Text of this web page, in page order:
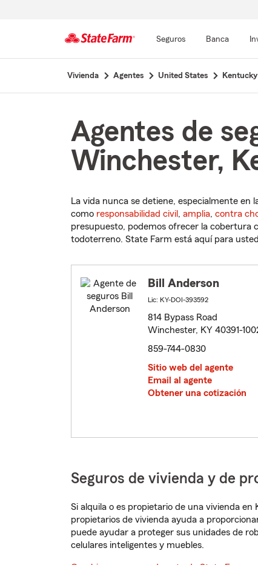
Seguros Banca
Vivienda Agentes United States Kentucky
Agentes de
Winchester,
La vida nunca se detiene, especialmente en
como responsabilidad civil , amplia, contra
presupuesto, podemos ofrecer la cobertura
todoterreno. State Farm está aquí para
Bill Anderson
Lic: KY-DOI-393592
814 Bypass Road
Winchester, KY 40391-
859-744-0830
Sitio web del agente
Email al agente
Obtener una cotización
Seguros de vivienda y de
Si alquila o es propietario de una vivienda
propietarios de vivienda ayuda a
puede ayudar a proteger sus unidades de
celulares inteligentes y muebles.